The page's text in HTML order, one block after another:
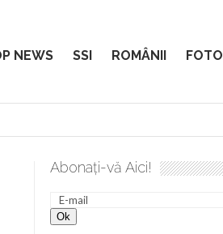
NEWS SSI ROMÂNII
de Elena Solunca Moise
Abonați-vă Aici!